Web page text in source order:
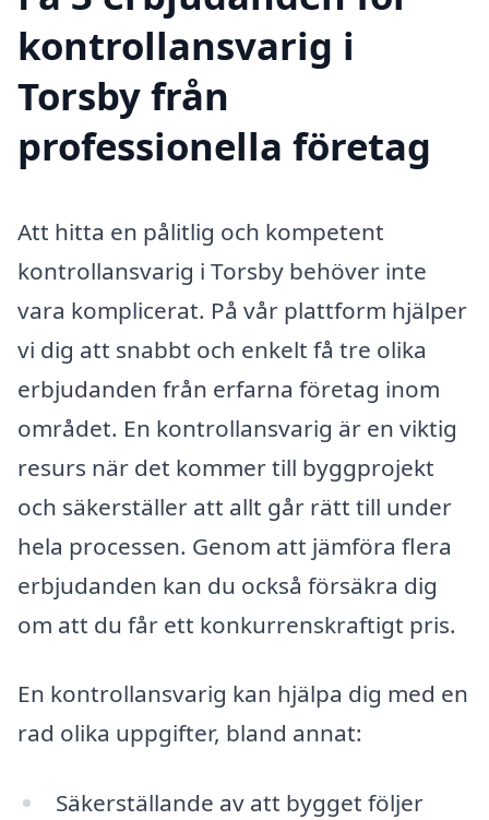
kontrollansvarig i
Torsby från
professionella företag
Att hitta en pålitlig och kompetent
kontrollansvarig i Torsby behöver inte
vara komplicerat. På vår plattform hjälper
vi dig att snabbt och enkelt få tre olika
erbjudanden från erfarna företag inom
området. En kontrollansvarig är en viktig
resurs när det kommer till byggprojekt
och säkerställer att allt går rätt till under
hela processen. Genom att jämföra flera
erbjudanden kan du också försäkra dig
om att du får ett konkurrenskraftigt pris.
En kontrollansvarig kan hjälpa dig med en
rad olika uppgifter, bland annat:
Säkerställande av att bygget följer